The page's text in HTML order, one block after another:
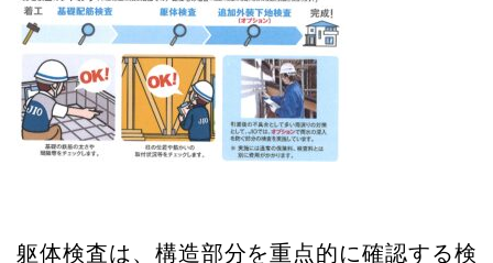
躯体検査は、構造部分を重点的に確認する検